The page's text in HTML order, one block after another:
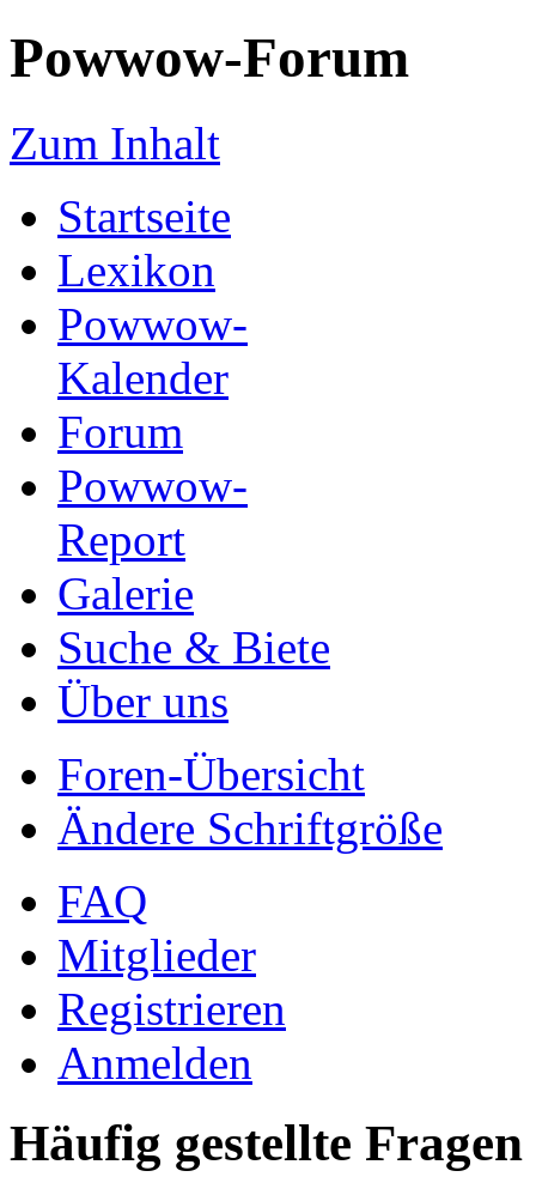
Powwow-Forum
Zum Inhalt
Startseite
Lexikon
Powwow-
Kalender
Forum
Powwow-
Report
Galerie
Suche & Biete
Über uns
Foren-Übersicht
Ändere Schriftgröße
FAQ
Mitglieder
Registrieren
Anmelden
Häufig gestellte Fragen